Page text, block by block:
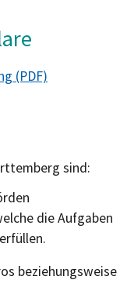
(PDF)
sind:
die Aufgaben
beziehungsweise